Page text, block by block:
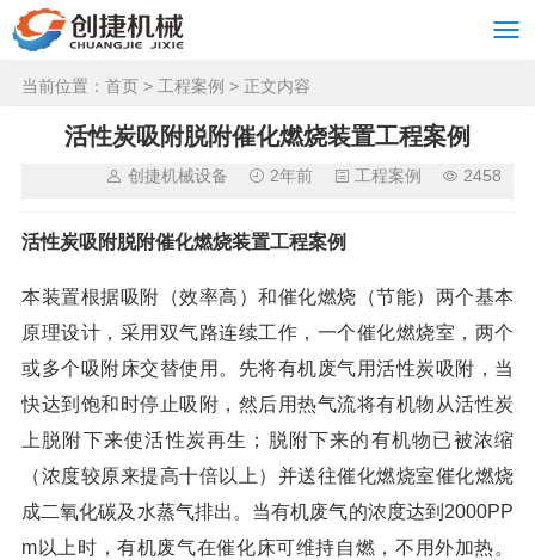
当前位置： 首页 > 工程案例 > 正文内容
活性炭吸附脱附催化燃烧装置工程案例
创捷机械设备 2年前 工程案例 2458
活性炭吸附脱附催化燃烧装置工程案例
本装置根据吸附（效率高）和催化燃烧（节能）两个基本
原理设计，采用双气路连续工作，一个催化燃烧室，两个
或多个吸附床交替使用。先将有机废气用活性炭吸附，当
快达到饱和时停止吸附，然后用热气流将有机物从活性炭
上脱附下来使活性炭再生；脱附下来的有机物已被浓缩
（浓度较原来提高十倍以上）并送往催化燃烧室催化燃烧
成二氧化碳及水蒸气排出。当有机废气的浓度达到2000PP
m以上时，有机废气在催化床可维持自燃，不用外加热。